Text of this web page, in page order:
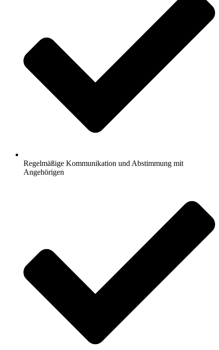
Regelmäßige Kommunikation und Abstimmung mit
Angehörigen